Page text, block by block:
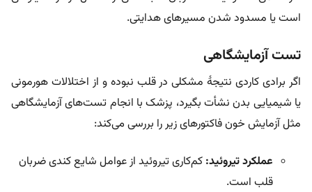
است یا مسدود شدن مسیرهای هدایتی.
تست آزمایشگاهی
اگر برادی کاردی نتیجۀ مشکلی در قلب نبوده و از اختلالات هورمونی
یا شیمیایی بدن نشأت بگیرد، پزشک با انجام تست‌های آزمایشگاهی
مثل آزمایش خون فاکتورهای زیر را بررسی می‌کند:
عملکرد تیروئید: کم‌کاری تیروئید از عوامل شایع کندی ضربان
قلب است.